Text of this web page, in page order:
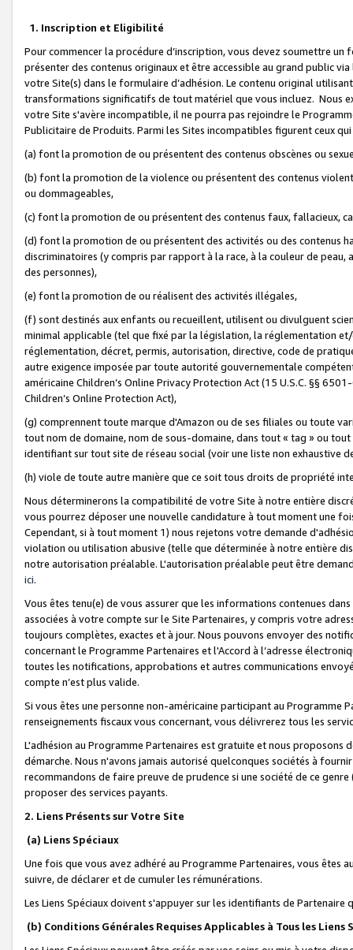
1. Inscription et Eligibilité
Pour commencer la procédure d’inscription, vous devez soumettre
présenter des contenus originaux et être accessible au grand public
votre Site(s) dans le formulaire d’adhésion. Le contenu original
transformations significatifs de tout matériel que vous incluez. Nous
votre Site s'avère incompatible, il ne pourra pas rejoindre le
Publicitaire de Produits. Parmi les Sites incompatibles figurent ceux
(a) font la promotion de ou présentent des contenus obscènes ou
(b) font la promotion de la violence ou présentent des contenus
ou dommageables,
(c) font la promotion de ou présentent des contenus faux, fallacieux,
(d) font la promotion de ou présentent des activités ou des contenus
discriminatoires (y compris par rapport à la race, à la couleur de
des personnes),
(e) font la promotion de ou réalisent des activités illégales,
(f) sont destinés aux enfants ou recueillent, utilisent ou divulguent
minimal applicable (tel que fixé par la législation, la réglementation
réglementation, décret, permis, autorisation, directive, code de
autre exigence imposée par toute autorité gouvernementale
américaine Children’s Online Privacy Protection Act (15 U.S.C. §§
Children’s Online Protection Act),
(g) comprennent toute marque d'Amazon ou de ses filiales ou toute
tout nom de domaine, nom de sous-domaine, dans tout « tag » ou
identifiant sur tout site de réseau social (voir une liste non exhaustive
(h) viole de toute autre manière que ce soit tous droits de propriété
Nous déterminerons la compatibilité de votre Site à notre entière
vous pourrez déposer une nouvelle candidature à tout moment une
Cependant, si à tout moment 1) nous rejetons votre demande
violation ou utilisation abusive (telle que déterminée à notre entière
notre autorisation préalable. L'autorisation préalable peut être
ici.
Vous êtes tenu(e) de vous assurer que les informations contenues
associées à votre compte sur le Site Partenaires, y compris votre
toujours complètes, exactes et à jour. Nous pouvons envoyer des
concernant le Programme Partenaires et l'Accord à l’adresse
toutes les notifications, approbations et autres communications
compte n’est plus valide.
Si vous êtes une personne non-américaine participant au
renseignements fiscaux vous concernant, vous délivrerez tous les
L'adhésion au Programme Partenaires est gratuite et nous proposons
démarche. Nous n'avons jamais autorisé quelconques sociétés à
recommandons de faire preuve de prudence si une société de ce
proposer des services payants.
2. Liens Présents sur Votre Site
(a) Liens Spéciaux
Une fois que vous avez adhéré au Programme Partenaires, vous êtes
suivre, de déclarer et de cumuler les rémunérations.
Les Liens Spéciaux doivent s'appuyer sur les identifiants de Partenaire
(b) Conditions Générales Requises Applicables à Tous les Liens